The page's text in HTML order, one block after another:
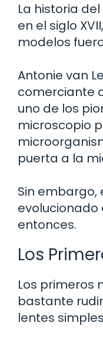
La historia
en el siglo
modelos
Antonie van
comerciante
uno de los
microscopio
puerta a la
Sin embargo,
entonces.
Los
Los primeros
bastante
lentes